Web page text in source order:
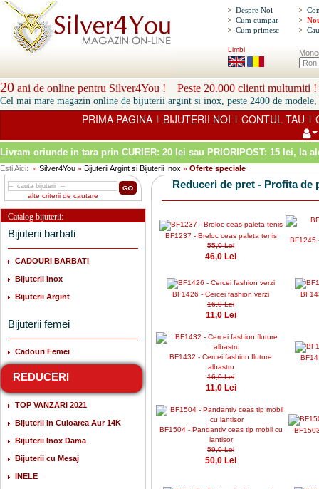
Despre Noi
Cum cumpar
Cum primesc
Limbi
20 ani de online pentru Silver4You ! Peste 20.000 clienti multumiti !
Cel mai mare magazin online de bijuterii argint si inox, peste 2400 de modele,
PRIMA PAGINA | BIJUTERII NOI | CONTUL TAU |
Livram oriunde in tara prin CURIER: 20 lei sau PRIORIPOST: 15 lei, la
Esti Aici: » Silver4You » Bijuterii Argint si Bijuterii Inox » Oferte speciale
alte criterii de cautare
Catalog bijuterii:
Bijuterii barbati
CADOURI BARBATI
Bijuterii Inox
Bijuterii Argint
Bijuterii femei
Cadouri Femei
REDUCERI
TOP VANZARI 2021
Bijuterii in Culoarea Aur 14K
Bijuterii Inox Dama
Bijuterii cu Mesaj
INELE
Reduceri de pret - Profita
BF1237 - Breloc ceas paleta tenis
55,0 Lei
46,0 Lei
BF1245
BF1426 - Cercei fashion verzi
16,0 Lei
11,0 Lei
BF1432 - Cercei fashion fluture
albastru
16,0 Lei
11,0 Lei
BF1504 - Pandantiv ceas tip mobil cu
lantisor
59,0 Lei
50,0 Lei